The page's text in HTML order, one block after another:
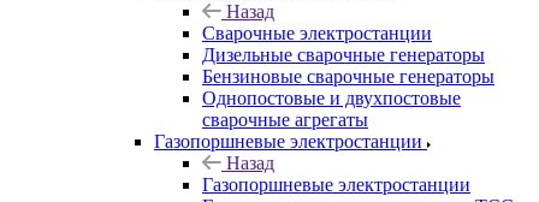
Назад
Сварочные электростанции
Дизельные сварочные генераторы
Бензиновые сварочные генераторы
Однопостовые и двухпостовые
сварочные агрегаты
Газопоршневые электростанции
Назад
Газопоршневые электростанции